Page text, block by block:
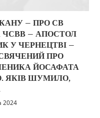
– ПРО СВ
– АПОСТОЛ
У ЧЕРНЕЦТВІ –
ПРО
ЙОСАФАТА
ЯКІВ ШУМИЛО,
2024